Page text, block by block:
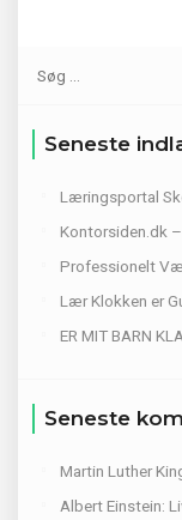
Seneste
Læringsportal
Kontorsiden.dk
Professionelt
Lær Klokken er
ER MIT BARN
Seneste
Martin Luther
Albert Einstein: